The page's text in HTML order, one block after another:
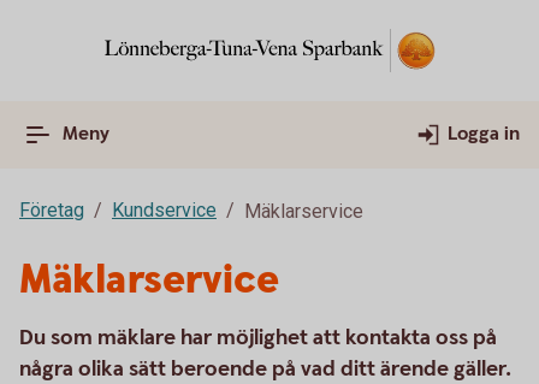
Meny Logga in
Företag Kundservice Mäklarservice
Mäklarservice
Du som mäklare har möjlighet att kontakta oss på
några olika sätt beroende på vad ditt ärende gäller.